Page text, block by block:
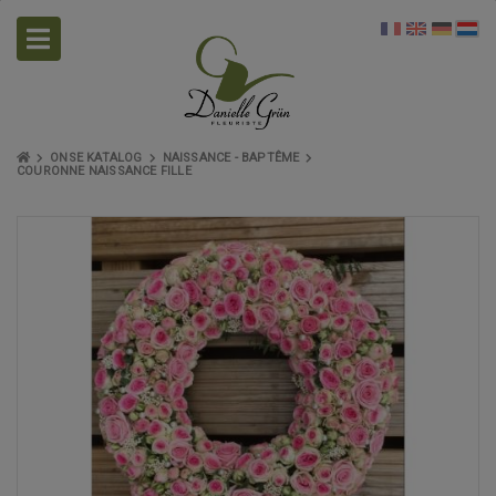
ONSE KATALOG
NAISSANCE - BAPTÊME
COURONNE NAISSANCE FILLE